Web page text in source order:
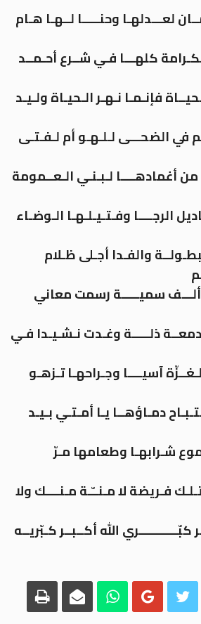
لعـــدلهـا وحنـــــا لــهـا هـام
كلهـــا فـي شــرع أحـمــد
فإنـمـا نـهـر الـحيـاة ولـيـد
الضحـــى لـلـهـو أم لـفـتـى
لـبـنـي الـعــمومة
وفـتـيـلـهـا الـوضـاء
والفـدا أجـلى ظـلام
سميـــــة رسمت معاني
ذلـــــة وغـدت نـشـيـدا فـي
آسيــــا وجـراحهـا تـزهـو
دمـاؤهــا يـا أمـتـي بـيـد
شـرابهـا وطعامها مـرّ
فـريضة لا مـنــّـة مـنــــك ولا
الله أكــبــر كـبّريــه